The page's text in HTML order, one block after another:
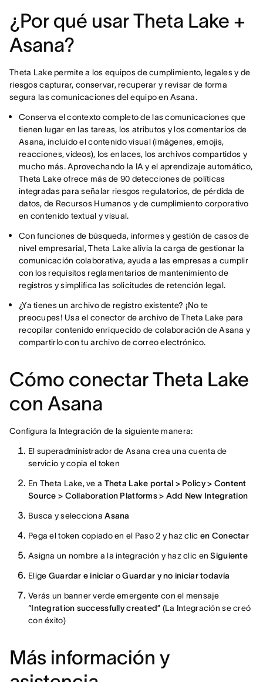
¿Por qué usar Theta Lake +
Asana?
Theta Lake permite a los equipos de cumplimiento, legales y de
riesgos capturar, conservar, recuperar y revisar de forma
segura las comunicaciones del equipo en Asana.
Conserva el contexto completo de las comunicaciones que
tienen lugar en las tareas, los atributos y los comentarios de
Asana, incluido el contenido visual (imágenes, emojis,
reacciones, videos), los enlaces, los archivos compartidos y
mucho más. Aprovechando la IA y el aprendizaje automático,
Theta Lake ofrece más de 90 detecciones de políticas
integradas para señalar riesgos regulatorios, de pérdida de
datos, de Recursos Humanos y de cumplimiento corporativo
en contenido textual y visual.
Con funciones de búsqueda, informes y gestión de casos de
nivel empresarial, Theta Lake alivia la carga de gestionar la
comunicación colaborativa, ayuda a las empresas a cumplir
con los requisitos reglamentarios de mantenimiento de
registros y simplifica las solicitudes de retención legal.
¿Ya tienes un archivo de registro existente? ¡No te
preocupes! Usa el conector de archivo de Theta Lake para
recopilar contenido enriquecido de colaboración de Asana y
compartirlo con tu archivo de correo electrónico.
Cómo conectar Theta Lake
con Asana
Configura la Integración de la siguiente manera:
El superadministrador de Asana crea una cuenta de
servicio y copia el token
En Theta Lake, ve a Theta Lake portal > Policy > Content
Source > Collaboration Platforms > Add New Integration
Busca y seleccionaAsana
Pega el token copiado en el Paso 2 y haz clic en Conectar
Asigna un nombre a la integración y haz clic enSiguiente
Elige Guardar e iniciar oGuardar y no iniciar todavía
Verás un banner verde emergente con el mensaje
“Integration successfully created” (La Integración se creó
con éxito)
Más información y